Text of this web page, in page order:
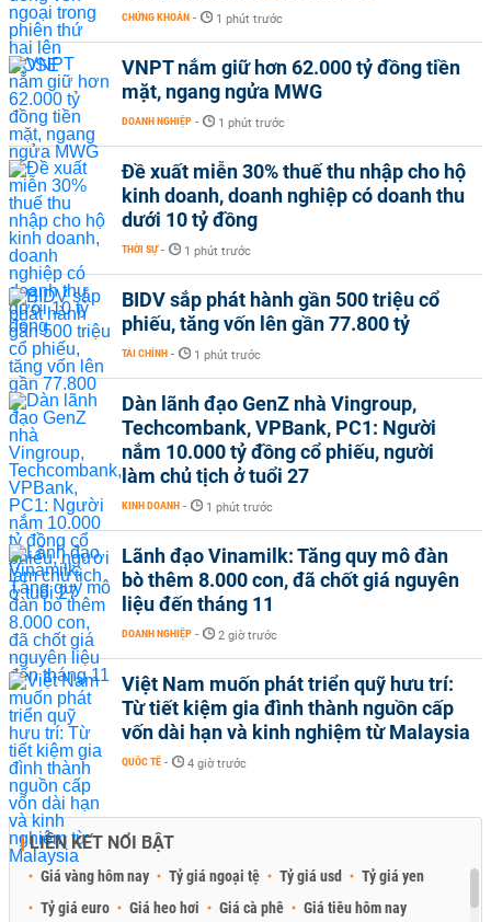
CHỨNG KHOÁN - 1 phút trước
VNPT nắm giữ hơn 62.000 tỷ đồng tiền
mặt, ngang ngửa MWG
DOANH NGHIỆP - 1 phút trước
Đề xuất miễn 30% thuế thu nhập cho hộ
kinh doanh, doanh nghiệp có doanh thu
dưới 10 tỷ đồng
THỜI SỰ - 1 phút trước
BIDV sắp phát hành gần 500 triệu cổ
phiếu, tăng vốn lên gần 77.800 tỷ
TÀI CHÍNH - 1 phút trước
Dàn lãnh đạo GenZ nhà Vingroup,
Techcombank, VPBank, PC1: Người
nắm 10.000 tỷ đồng cổ phiếu, người
làm chủ tịch ở tuổi 27
KINH DOANH - 1 phút trước
Lãnh đạo Vinamilk: Tăng quy mô đàn
bò thêm 8.000 con, đã chốt giá nguyên
liệu đến tháng 11
DOANH NGHIỆP - 2 giờ trước
Việt Nam muốn phát triển quỹ hưu trí:
Từ tiết kiệm gia đình thành nguồn cấp
vốn dài hạn và kinh nghiệm từ Malaysia
QUỐC TẾ - 4 giờ trước
LIÊN KẾT NỔI BẬT
Giá vàng hôm nay Tỷ giá ngoại tệ Tỷ giá usd
Tỷ giá yen
Tỷ giá euro
Giá heo hơi Giá cà phê Giá tiêu hôm nay